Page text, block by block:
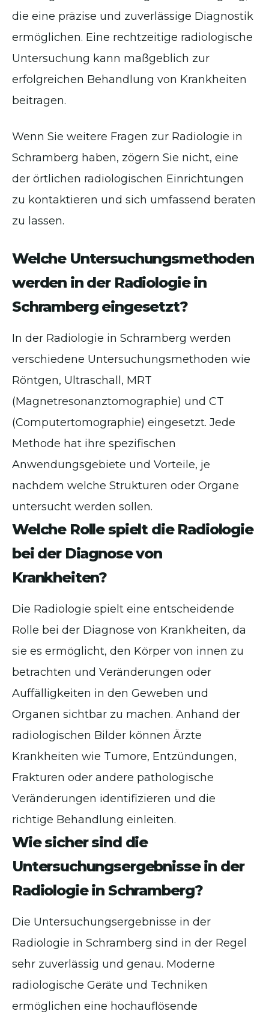
die eine präzise und zuverlässige Diagnostik
ermöglichen. Eine rechtzeitige radiologische
Untersuchung kann maßgeblich zur
erfolgreichen Behandlung von Krankheiten
beitragen.
Wenn Sie weitere Fragen zur Radiologie in
Schramberg haben, zögern Sie nicht, eine
der örtlichen radiologischen Einrichtungen
zu kontaktieren und sich umfassend beraten
zu lassen.
Welche Untersuchungsmethoden
werden in der Radiologie in
Schramberg eingesetzt?
In der Radiologie in Schramberg werden
verschiedene Untersuchungsmethoden wie
Röntgen, Ultraschall, MRT
(Magnetresonanztomographie) und CT
(Computertomographie) eingesetzt. Jede
Methode hat ihre spezifischen
Anwendungsgebiete und Vorteile, je
nachdem welche Strukturen oder Organe
untersucht werden sollen.
Welche Rolle spielt die Radiologie
bei der Diagnose von
Krankheiten?
Die Radiologie spielt eine entscheidende
Rolle bei der Diagnose von Krankheiten, da
sie es ermöglicht, den Körper von innen zu
betrachten und Veränderungen oder
Auffälligkeiten in den Geweben und
Organen sichtbar zu machen. Anhand der
radiologischen Bilder können Ärzte
Krankheiten wie Tumore, Entzündungen,
Frakturen oder andere pathologische
Veränderungen identifizieren und die
richtige Behandlung einleiten.
Wie sicher sind die
Untersuchungsergebnisse in der
Radiologie in Schramberg?
Die Untersuchungsergebnisse in der
Radiologie in Schramberg sind in der Regel
sehr zuverlässig und genau. Moderne
radiologische Geräte und Techniken
ermöglichen eine hochauflösende